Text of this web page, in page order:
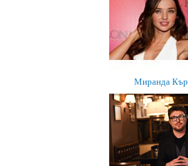
Миранда Кър